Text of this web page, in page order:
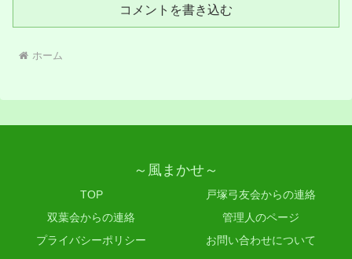
コメントを書き込む
ホーム
～風まかせ～
TOP
戸塚弓友会からの連絡
双葉会からの連絡
管理人のページ
プライバシーポリシー
お問い合わせについて